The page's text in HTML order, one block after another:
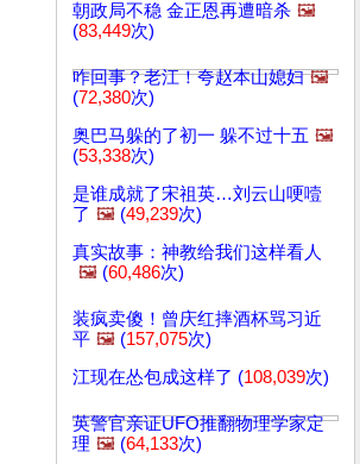
朝政局不稳 金正恩再遭暗杀 🖼️
(83,449次)
咋回事？老江！夸赵本山媳妇 🖼️
(72,380次)
奥巴马躲的了初一 躲不过十五 🖼️
(53,338次)
是谁成就了宋祖英…刘云山哽噎
了 🖼️ (49,239次)
真实故事：神教给我们这样看人
🖼️ (60,486次)
装疯卖傻！曾庆红摔酒杯骂习近
平 🖼️ (157,075次)
江现在怂包成这样了 (108,039次)
英警官亲证UFO推翻物理学家定
理 🖼️ (64,133次)